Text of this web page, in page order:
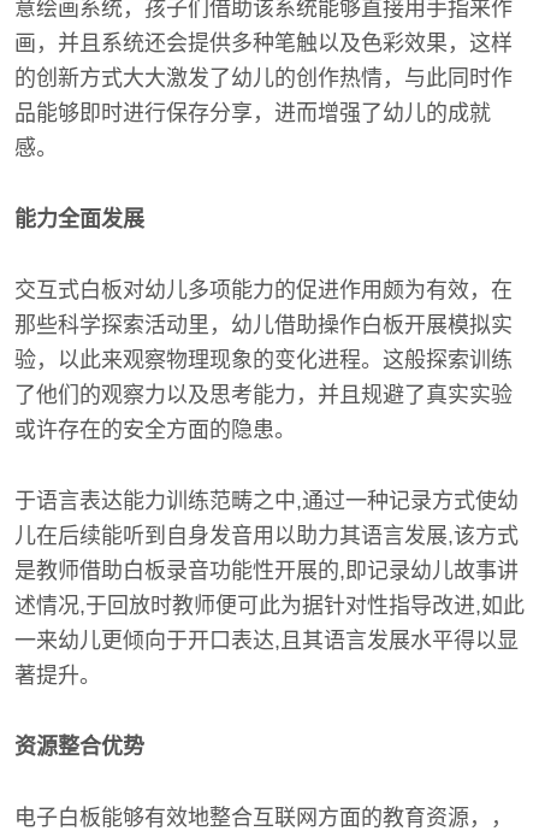
意绘画系统，孩子们借助该系统能够直接用手指来作
画，并且系统还会提供多种笔触以及色彩效果，这样
的创新方式大大激发了幼儿的创作热情，与此同时作
品能够即时进行保存分享，进而增强了幼儿的成就
感。
能力全面发展
交互式白板对幼儿多项能力的促进作用颇为有效，在
那些科学探索活动里，幼儿借助操作白板开展模拟实
验，以此来观察物理现象的变化进程。这般探索训练
了他们的观察力以及思考能力，并且规避了真实实验
或许存在的安全方面的隐患。
于语言表达能力训练范畴之中,通过一种记录方式使幼
儿在后续能听到自身发音用以助力其语言发展,该方式
是教师借助白板录音功能性开展的,即记录幼儿故事讲
述情况,于回放时教师便可此为据针对性指导改进,如此
一来幼儿更倾向于开口表达,且其语言发展水平得以显
著提升。
资源整合优势
电子白板能够有效地整合互联网方面的教育资源，，